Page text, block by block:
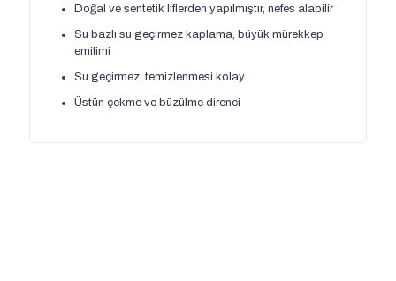
Doğal ve sentetik liflerden yapılmıştır, nefes alabilir
Su bazlı su geçirmez kaplama, büyük mürekkep
emilimi
Su geçirmez, temizlenmesi kolay
Üstün çekme ve büzülme direnci